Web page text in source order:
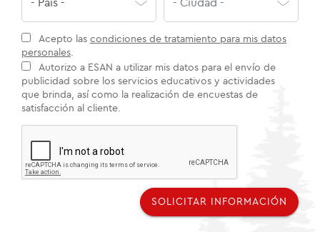
Acepto las condiciones de tratamiento para mis datos
personales.
Autorizo a ESAN a utilizar mis datos para el envío de
publicidad sobre los servicios educativos y actividades
que brinda, así como la realización de encuestas de
satisfacción al cliente.
SOLICITAR INFORMACIÓN